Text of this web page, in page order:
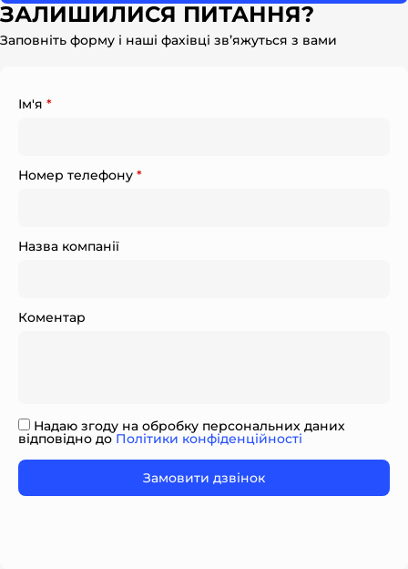
ЗАЛИШИЛИСЯ ПИТАННЯ?
Заповніть форму і наші фахівці зв’яжуться з вами
Ім'я *
Номер телефону *
Назва компанії
Коментар
Надаю згоду на обробку персональних даних
відповідно до Політики конфіденційності